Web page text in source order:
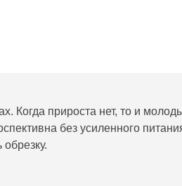
Когда прироста нет, то и
без усиленного